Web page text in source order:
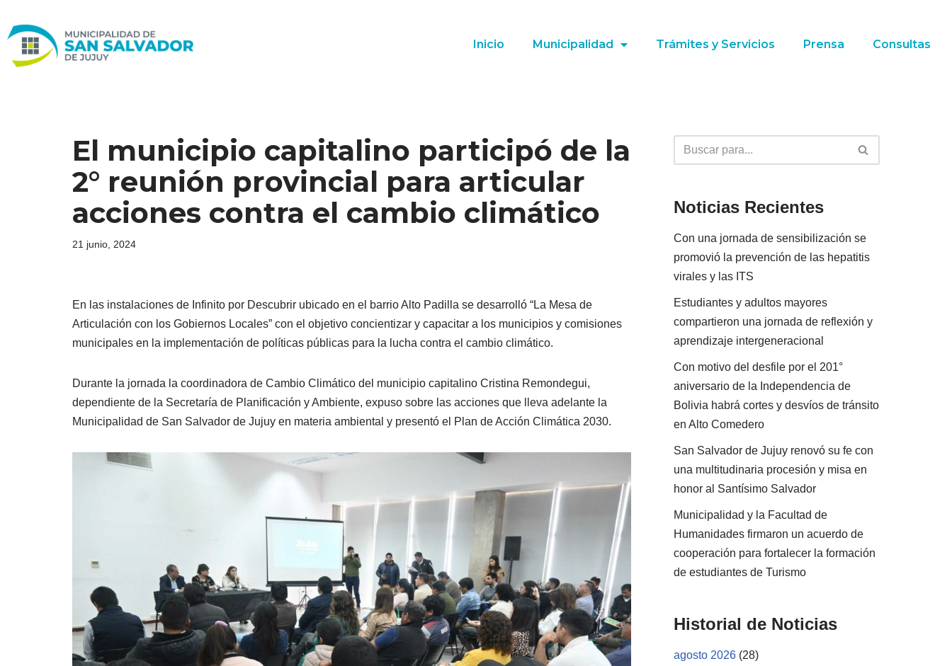
Ir
al
Inicio Municipalidad Trámites y Servicios Prensa Consultas
El municipio capitalino participó de la
2° reunión provincial para articular
acciones contra el cambio climático
21 junio, 2024
En las instalaciones de Infinito por Descubrir ubicado en el barrio Alto Padilla se desarrolló “La Mesa de
Articulación con los Gobiernos Locales” con el objetivo concientizar y capacitar a los municipios y comisiones
municipales en la implementación de políticas públicas para la lucha contra el cambio climático.
Durante la jornada la coordinadora de Cambio Climático del municipio capitalino Cristina Remondegui,
dependiente de la Secretaría de Planificación y Ambiente, expuso sobre las acciones que lleva adelante la
Municipalidad de San Salvador de Jujuy en materia ambiental y presentó el Plan de Acción Climática 2030.
Noticias Recientes
Con una jornada de sensibilización se
promovió la prevención de las hepatitis
virales y las ITS
Estudiantes y adultos mayores
compartieron una jornada de reflexión y
aprendizaje intergeneracional
Con motivo del desfile por el 201°
aniversario de la Independencia de
Bolivia habrá cortes y desvíos de tránsito
en Alto Comedero
San Salvador de Jujuy renovó su fe con
una multitudinaria procesión y misa en
honor al Santísimo Salvador
Municipalidad y la Facultad de
Humanidades firmaron un acuerdo de
cooperación para fortalecer la formación
de estudiantes de Turismo
Historial de Noticias
agosto 2026 (28)